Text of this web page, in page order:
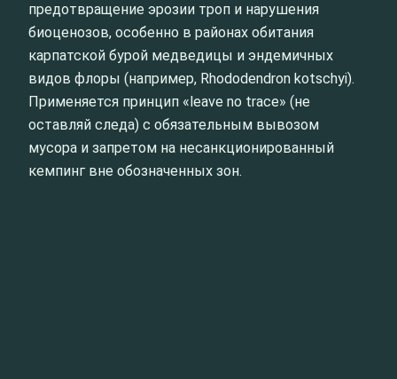
предотвращение эрозии троп и нарушения
биоценозов, особенно в районах обитания
карпатской бурой медведицы и эндемичных
видов флоры (например, Rhododendron kotschyi).
Применяется принцип «leave no trace» (не
оставляй следа) с обязательным вывозом
мусора и запретом на несанкционированный
кемпинг вне обозначенных зон.